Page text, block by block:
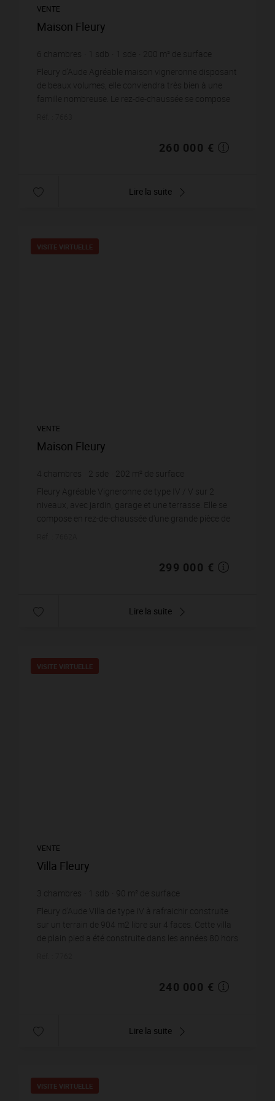
VENTE
Maison Fleury
6 chambres sdb sde 200 m² de surface
m² de terrain
Fleury d'Aude Agréable maison vigneronne disposant
de beaux volumes, elle conviendra très bien à une
famille nombreuse. Le rez-de-chaussée se compose
260 000 €
Lire la suite
VISITE VIRTUELLE
VENTE
Maison Fleury
4 chambres 2 sde 202 m² de surface
1 480,2 €
Fleury Agréable Vigneronne de type IV / V sur 2
niveaux, avec jardin, garage et une terrasse. Elle se
compose en rez-de-chaussée d'une grande pièce de
299 000 €
Lire la suite
VISITE VIRTUELLE
VENTE
Villa Fleury
3 chambres sdb 90 m² de surface
2 666,67 €
Fleury d'Aude Villa de type IV à rafraichir construite
sur un terrain de 904 m2 libre sur 4 faces. Cette villa
de plain pied a été construite dans les années 80 hors
240 000 €
Lire la suite
VISITE VIRTUELLE